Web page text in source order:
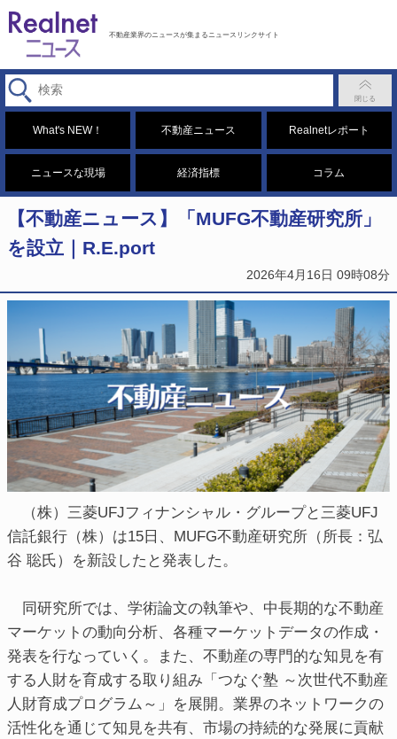
不動産業界のニュースが集まるニュースリンクサイト
What's NEW！ 不動産ニュース Realnetレポート
ニュースな現場 経済指標 コラム
【不動産ニュース】「MUFG不動産研究所」
を設立｜R.E.port
2026年4月16日 09時08分
（株）三菱UFJフィナンシャル・グループと三菱UFJ
信託銀行（株）は15日、MUFG不動産研究所（所長：弘
谷 聡氏）を新設したと発表した。
同研究所では、学術論文の執筆や、中長期的な不動産
マーケットの動向分析、各種マーケットデータの作成・
発表を行なっていく。また、不動産の専門的な知見を有
する人財を育成する取り組み「つなぐ塾 ～次世代不動産
人財育成プログラム～」を展開。業界のネットワークの
活性化を通じて知見を共有、市場の持続的な発展に貢献